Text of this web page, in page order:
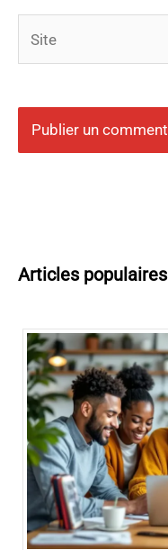
Articles populaires